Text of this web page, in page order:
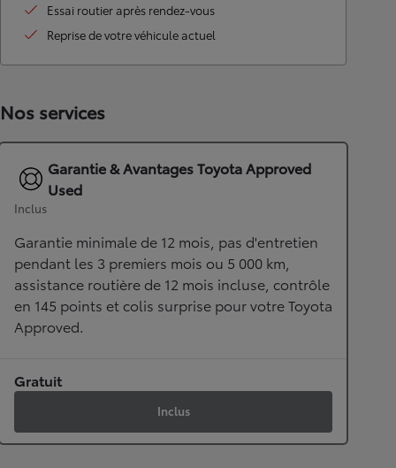
Essai routier après rendez-vous
Reprise de votre véhicule actuel
Nos services
Garantie & Avantages Toyota Approved
Used
Inclus
Garantie minimale de 12 mois, pas d'entretien
pendant les 3 premiers mois ou 5 000 km,
assistance routière de 12 mois incluse, contrôle
en 145 points et colis surprise pour votre Toyota
Approved.
Gratuit
Inclus